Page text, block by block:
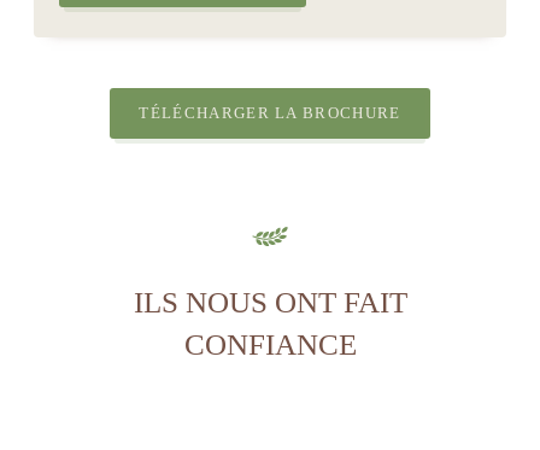
TÉLÉCHARGER LA BROCHURE
ILS NOUS ONT FAIT
CONFIANCE